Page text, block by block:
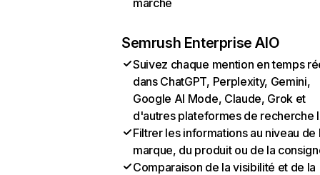
marché
Semrush Enterprise AIO
Suivez chaque mention en temps
dans ChatGPT, Perplexity, Gemini,
Google AI Mode, Claude, Grok et
d'autres plateformes de recherche
Filtrer les informations au niveau de
marque, du produit ou de la
Comparaison de la visibilité et de la